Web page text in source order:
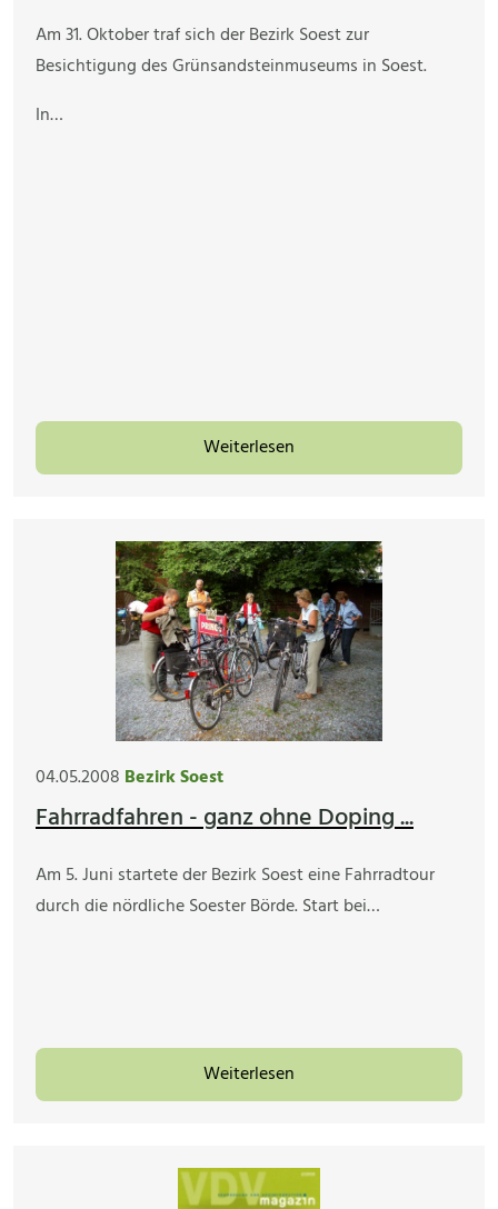
Am 31. Oktober traf sich der Bezirk Soest zur
Besichtigung des Grünsandsteinmuseums in Soest.
In…
Weiterlesen
04.05.2008 Bezirk Soest
Fahrradfahren - ganz ohne Doping ...
Am 5. Juni startete der Bezirk Soest eine Fahrradtour
durch die nördliche Soester Börde. Start bei…
Weiterlesen